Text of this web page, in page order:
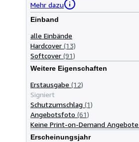
Mehr dazu
Einband
alle Einbände
Hardcover (13)
Softcover (91)
Weitere Eigenschaften
Erstausgabe (12)
Signiert
Schutzumschlag (1)
Angebotsfoto (61)
Keine Print-on-Demand Angebote
Erscheinungsjahr